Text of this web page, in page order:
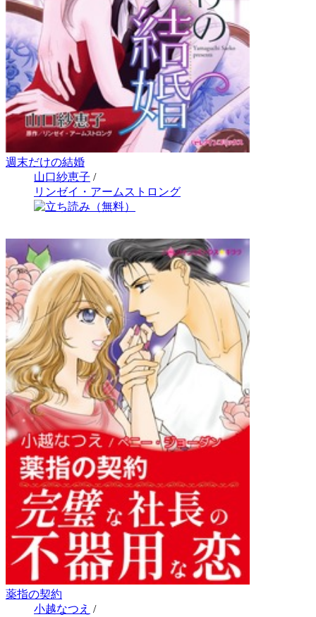
週末だけの結婚
山口紗恵子 /
リンゼイ・アームストロング
薬指の契約
小越なつえ /